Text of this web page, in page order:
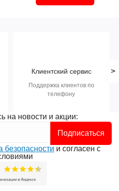
Клиентский сервис
Поддержка клиентов по
телефону
>
на новости и акции:
Подписаться
безопасности и согласен с